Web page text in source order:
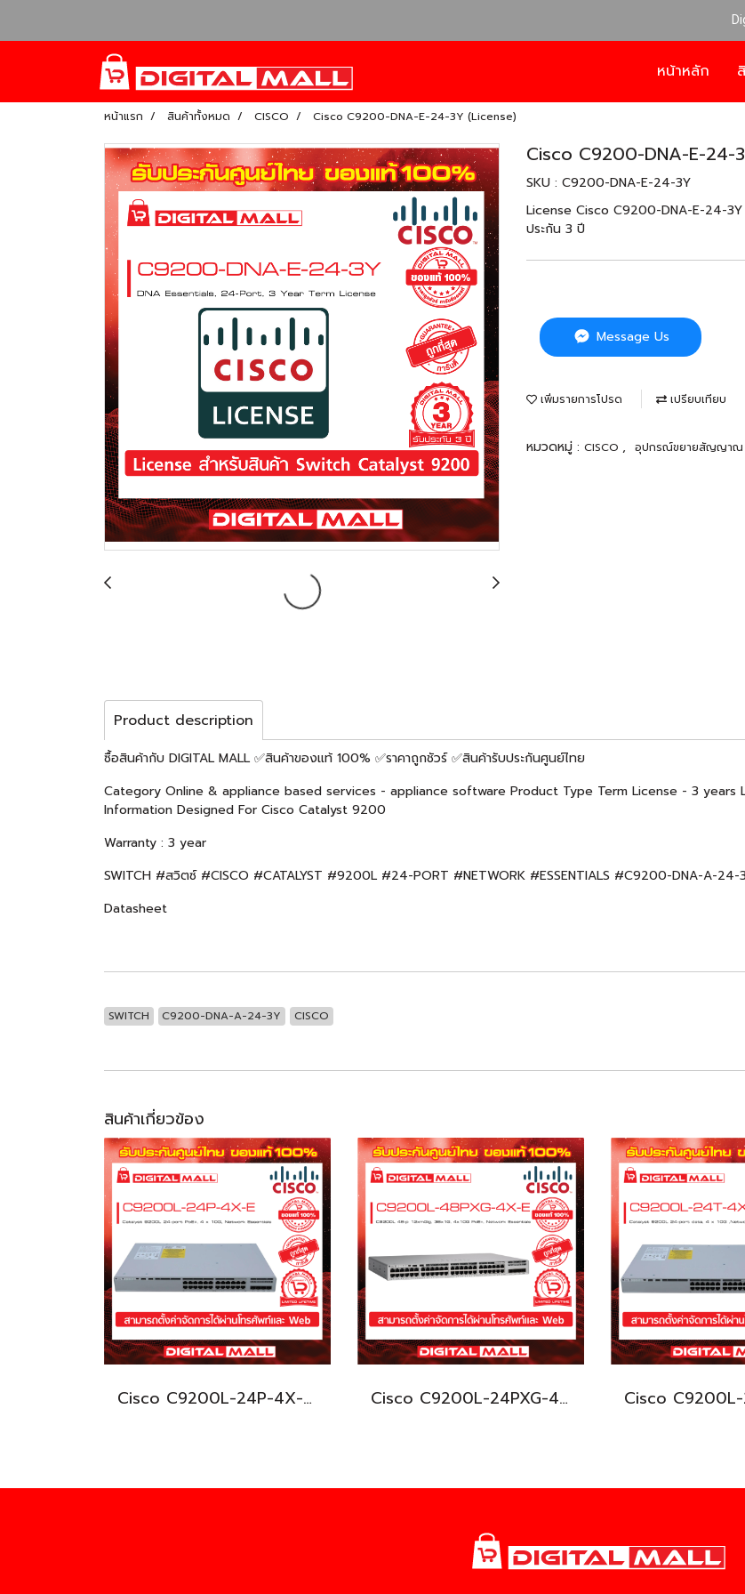
หน้าหลัก
หน้าแรก สินค้าทั้งหมด CISCO Cisco C9200-DNA-E-24-3Y (License)
Cisco C9200-DNA-E-24-
SKU : C9200-DNA-E-24-3Y
License Cisco C9200-DNA-E-24-
ประกัน 3 ปี
Message Us
เพิ่มรายการโปรด เปรียบเทียบ
หมวดหมู่ : CISCO , อุปกรณ์ขยายสัญญาณ
Product description
ซื้อสินค้ากับ DIGITAL MALL ✅สินค้าของแท้ 100% ✅ราคาถูกชัวร์ ✅สินค้ารับประกันศูนย์ไทย
Category Online & appliance based services - appliance software Product Type Term License - 3
Information Designed For Cisco Catalyst 9200
Warranty : 3 year
SWITCH #สวิตซ์ #CISCO #CATALYST #9200L #24-PORT #NETWORK #ESSENTIALS #C9200-DNA-A-24-
Datasheet
SWITCH C9200-DNA-A-24-3Y CISCO
สินค้าเกี่ยวข้อง
Cisco C9200L-24P-4X-E อุปกรณ์ขยายสัญญาณ (Gigabit Switch Hub) Cisco C9200L-24PXG-4X-E อุปกรณ์ขยายสัญญาณ (Gigabit Switch Hub)